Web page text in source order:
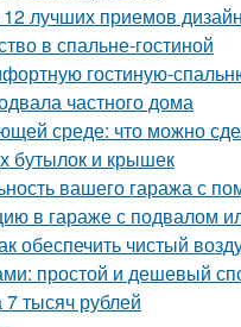
лучших приемов
в спальне-гостиной
гостиную-
частного дома
среде: что можно
бутылок и крышек
вашего гаража с
в гараже с подвалом
обеспечить чистый
простой и дешевый
тысяч рублей